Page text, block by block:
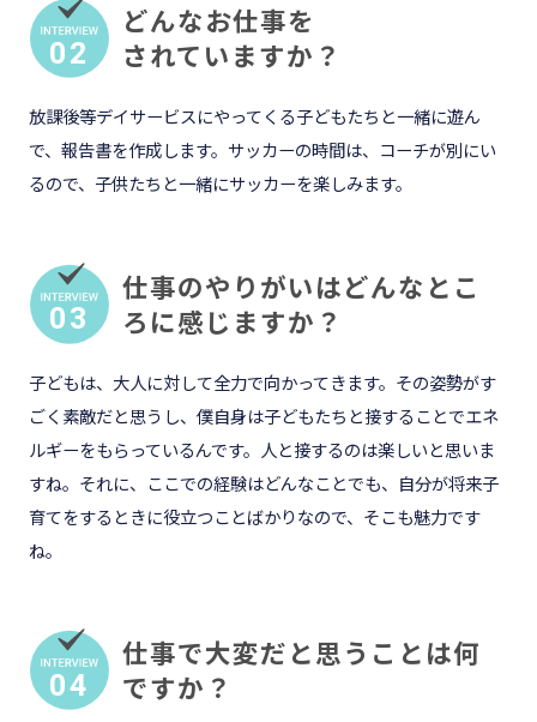
02
どんなお仕事を
されていますか？
放課後等デイサービスにやってくる子どもたちと一緒に遊ん
で、報告書を作成します。サッカーの時間は、コーチが別にい
るので、子供たちと一緒にサッカーを楽しみます。
03
仕事のやりがいはどんなとこ
ろに感じますか？
子どもは、大人に対して全力で向かってきます。その姿勢がす
ごく素敵だと思うし、僕自身は子どもたちと接することでエネ
ルギーをもらっているんです。人と接するのは楽しいと思いま
すね。それに、ここでの経験はどんなことでも、自分が将来子
育てをするときに役立つことばかりなので、そこも魅力です
ね。
04
仕事で大変だと思うことは何
ですか？